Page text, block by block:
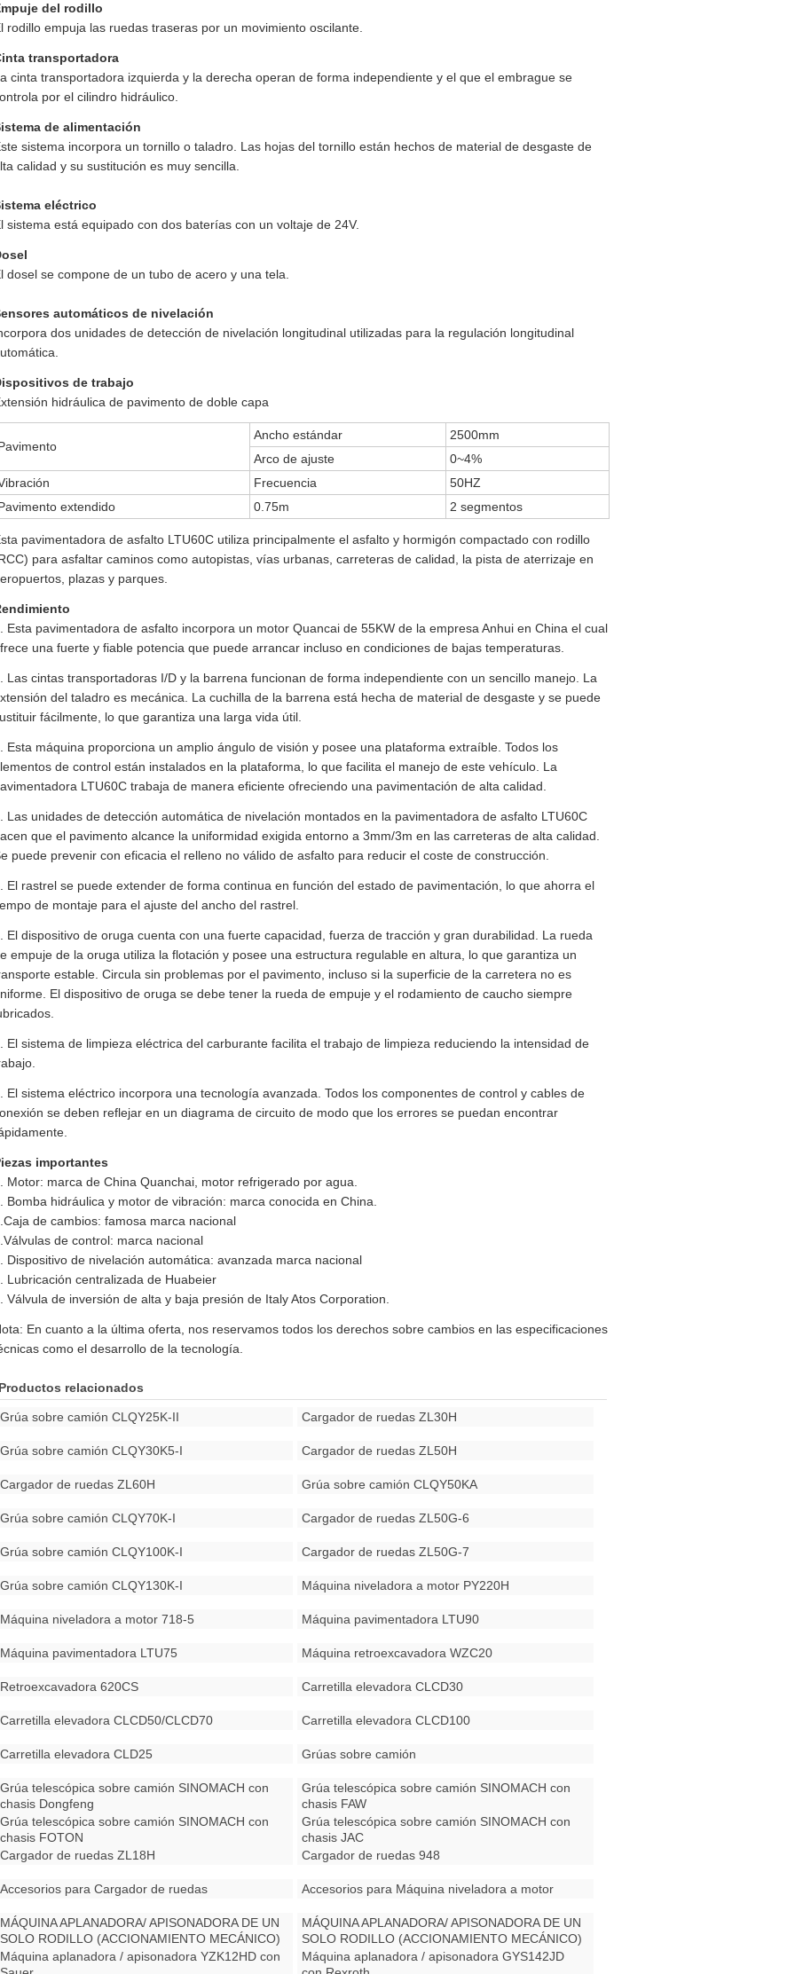
del rodillo
rodillo empuja las ruedas traseras por un movimiento oscilante.
transportadora
cinta transportadora izquierda y la derecha operan de forma independiente y el que el embrague se
por el cilindro hidráulico.
de alimentación
sistema incorpora un tornillo o taladro. Las hojas del tornillo están hechos de material de desgaste de
calidad y su sustitución es muy sencilla.
eléctrico
sistema está equipado con dos baterías con un voltaje de 24V.
dosel se compone de un tubo de acero y una tela.
automáticos de nivelación
dos unidades de detección de nivelación longitudinal utilizadas para la regulación longitudinal
de trabajo
hidráulica de pavimento de doble capa
Ancho estándar
2500mm
Arco de ajuste
0~4%
Frecuencia
50HZ
extendido
0.75m 2 segmentos
pavimentadora de asfalto LTU60C utiliza principalmente el asfalto y hormigón compactado con rodillo
para asfaltar caminos como autopistas, vías urbanas, carreteras de calidad, la pista de aterrizaje en
plazas y parques.
Esta pavimentadora de asfalto incorpora un motor Quancai de 55KW de la empresa Anhui en China el cual
una fuerte y fiable potencia que puede arrancar incluso en condiciones de bajas temperaturas.
Las cintas transportadoras I/D y la barrena funcionan de forma independiente con un sencillo manejo. La
del taladro es mecánica. La cuchilla de la barrena está hecha de material de desgaste y se puede
fácilmente, lo que garantiza una larga vida útil.
Esta máquina proporciona un amplio ángulo de visión y posee una plataforma extraíble. Todos los
de control están instalados en la plataforma, lo que facilita el manejo de este vehículo. La
LTU60C trabaja de manera eficiente ofreciendo una pavimentación de alta calidad.
Las unidades de detección automática de nivelación montados en la pavimentadora de asfalto LTU60C
que el pavimento alcance la uniformidad exigida entorno a 3mm/3m en las carreteras de alta calidad.
puede prevenir con eficacia el relleno no válido de asfalto para reducir el coste de construcción.
El rastrel se puede extender de forma continua en función del estado de pavimentación, lo que ahorra el
de montaje para el ajuste del ancho del rastrel.
El dispositivo de oruga cuenta con una fuerte capacidad, fuerza de tracción y gran durabilidad. La rueda
empuje de la oruga utiliza la flotación y posee una estructura regulable en altura, lo que garantiza un
estable. Circula sin problemas por el pavimento, incluso si la superficie de la carretera no es
El dispositivo de oruga se debe tener la rueda de empuje y el rodamiento de caucho siempre
El sistema de limpieza eléctrica del carburante facilita el trabajo de limpieza reduciendo la intensidad de
El sistema eléctrico incorpora una tecnología avanzada. Todos los componentes de control y cables de
se deben reflejar en un diagrama de circuito de modo que los errores se puedan encontrar
importantes
Motor: marca de China Quanchai, motor refrigerado por agua.
Bomba hidráulica y motor de vibración: marca conocida en China.
de cambios: famosa marca nacional
de control: marca nacional
Dispositivo de nivelación automática: avanzada marca nacional
Lubricación centralizada de Huabeier
Válvula de inversión de alta y baja presión de Italy Atos Corporation.
En cuanto a la última oferta, nos reservamos todos los derechos sobre cambios en las especificaciones
como el desarrollo de la tecnología.
Productos relacionados
Grúa sobre camión CLQY25K-II Cargador de ruedas ZL30H
Grúa sobre camión CLQY30K5-I Cargador de ruedas ZL50H
Cargador de ruedas ZL60H Grúa sobre camión CLQY50KA
Grúa sobre camión CLQY70K-I Cargador de ruedas ZL50G-6
Grúa sobre camión CLQY100K-I Cargador de ruedas ZL50G-7
Grúa sobre camión CLQY130K-I Máquina niveladora a motor PY220H
Máquina niveladora a motor 718-5 Máquina pavimentadora LTU90
Máquina pavimentadora LTU75 Máquina retroexcavadora WZC20
Retroexcavadora 620CS Carretilla elevadora CLCD30
Carretilla elevadora CLCD50/CLCD70 Carretilla elevadora CLCD100
Carretilla elevadora CLD25 Grúas sobre camión
Grúa telescópica sobre camión SINOMACH con
chasis Dongfeng
Grúa telescópica sobre camión SINOMACH con
chasis FAW
Grúa telescópica sobre camión SINOMACH con
chasis FOTON
Grúa telescópica sobre camión SINOMACH con
chasis JAC
Cargador de ruedas ZL18H
Cargador de ruedas 948
Accesorios para Cargador de ruedas Accesorios para Máquina niveladora a motor
MÁQUINA APLANADORA/ APISONADORA DE UN
SOLO RODILLO (ACCIONAMIENTO MECÁNICO)
GYS122J con Rexroth
MÁQUINA APLANADORA/ APISONADORA DE UN
SOLO RODILLO (ACCIONAMIENTO MECÁNICO)
GYS122J con Sauer
Máquina aplanadora / apisonadora YZK12HD con
Máquina aplanadora / apisonadora GYS142JD